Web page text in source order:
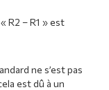
R2 – R1 » est
ne s’est pas
est dû à un